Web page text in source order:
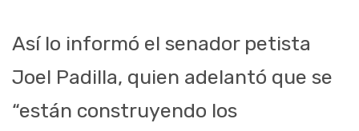
Así lo informó el senador petista
Joel Padilla, quien adelantó que se
“están construyendo los